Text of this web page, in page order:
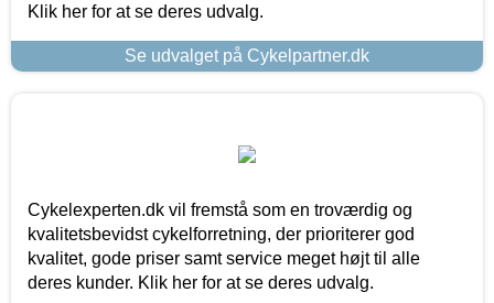
Klik her for at se deres udvalg.
Se udvalget på Cykelpartner.dk
Cykelexperten.dk vil fremstå som en troværdig og
kvalitetsbevidst cykelforretning, der prioriterer god
kvalitet, gode priser samt service meget højt til alle
deres kunder. Klik her for at se deres udvalg.